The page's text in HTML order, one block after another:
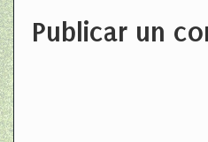
Publicar un